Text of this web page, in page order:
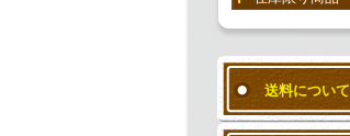
送料について